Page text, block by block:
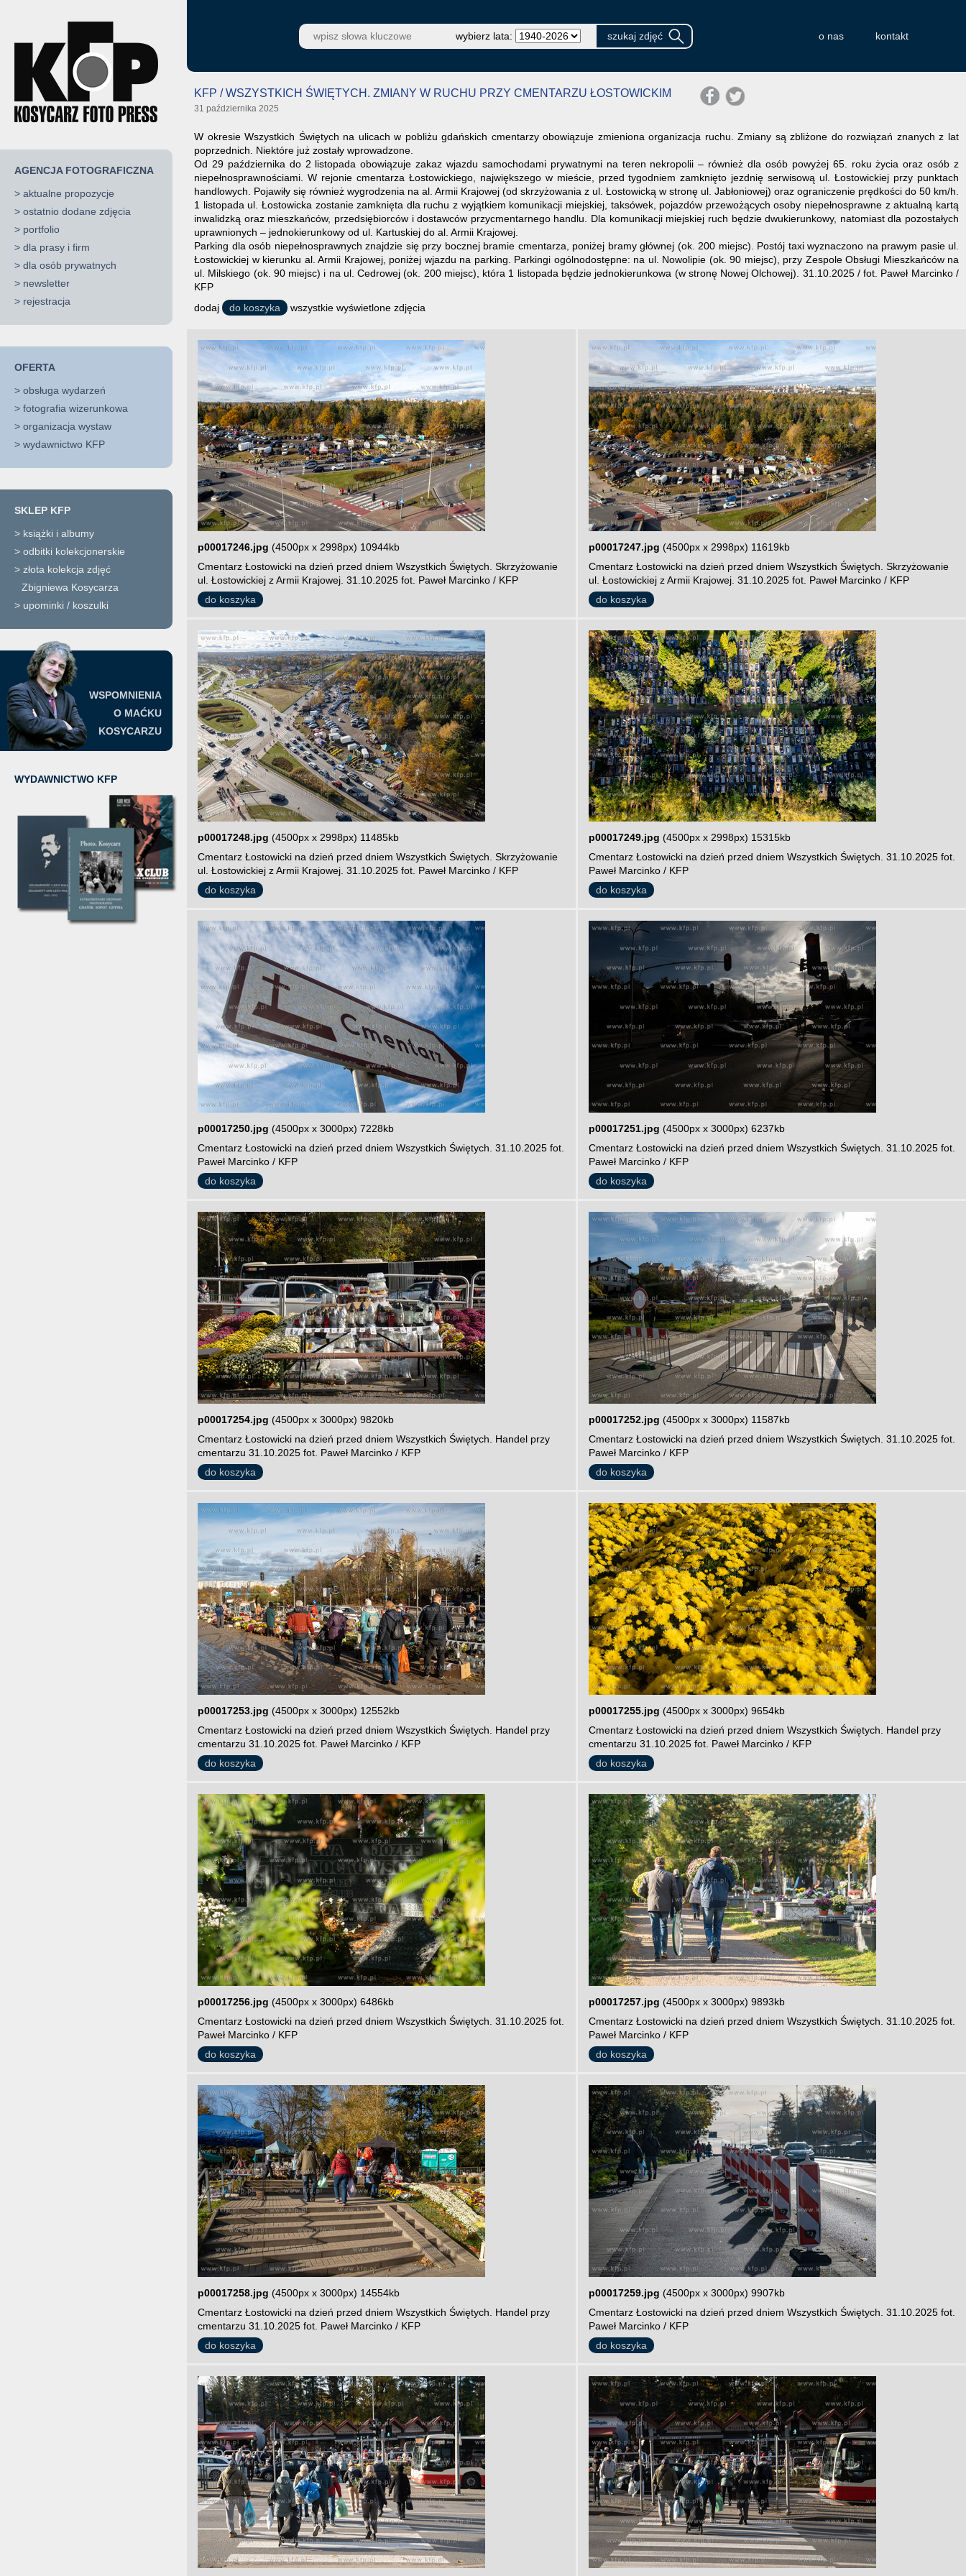
AGENCJA FOTOGRAFICZNA
> aktualne propozycje
> ostatnio dodane zdjęcia
> portfolio
> dla prasy i firm
> dla osób prywatnych
> newsletter
> rejestracja
OFERTA
> obsługa wydarzeń
> fotografia wizerunkowa
> organizacja wystaw
> wydawnictwo KFP
SKLEP KFP
> książki i albumy
> odbitki kolekcjonerskie
> złota kolekcja zdjęć
Zbigniewa Kosycarza
> upominki / koszulki
WSPOMNIENIA
O MAĆKU
KOSYCARZU
WYDAWNICTWO KFP
wybierz lata: o nas kontakt
KFP / WSZYSTKICH ŚWIĘTYCH. ZMIANY W RUCHU PRZY CMENTARZU ŁOSTOWICKIM
31 października 2025
W okresie Wszystkich Świętych na ulicach w pobliżu gdańskich cmentarzy obowiązuje zmieniona organizacja ruchu. Zmiany są zbliżone do rozwiązań znanych z lat
poprzednich. Niektóre już zostały wprowadzone.
Od 29 października do 2 listopada obowiązuje zakaz wjazdu samochodami prywatnymi na teren nekropolii – również dla osób powyżej 65. roku życia oraz osób z
niepełnosprawnościami. W rejonie cmentarza Łostowickiego, największego w mieście, przed tygodniem zamknięto jezdnię serwisową ul. Łostowickiej przy punktach
handlowych. Pojawiły się również wygrodzenia na al. Armii Krajowej (od skrzyżowania z ul. Łostowicką w stronę ul. Jabłoniowej) oraz ograniczenie prędkości do 50 km/h.
1 listopada ul. Łostowicka zostanie zamknięta dla ruchu z wyjątkiem komunikacji miejskiej, taksówek, pojazdów przewożących osoby niepełnosprawne z aktualną kartą
inwalidzką oraz mieszkańców, przedsiębiorców i dostawców przycmentarnego handlu. Dla komunikacji miejskiej ruch będzie dwukierunkowy, natomiast dla pozostałych
uprawnionych – jednokierunkowy od ul. Kartuskiej do al. Armii Krajowej.
Parking dla osób niepełnosprawnych znajdzie się przy bocznej bramie cmentarza, poniżej bramy głównej (ok. 200 miejsc). Postój taxi wyznaczono na prawym pasie ul.
Łostowickiej w kierunku al. Armii Krajowej, poniżej wjazdu na parking. Parkingi ogólnodostępne: na ul. Nowolipie (ok. 90 miejsc), przy Zespole Obsługi Mieszkańców na
ul. Milskiego (ok. 90 miejsc) i na ul. Cedrowej (ok. 200 miejsc), która 1 listopada będzie jednokierunkowa (w stronę Nowej Olchowej). 31.10.2025 / fot. Paweł Marcinko /
KFP
dodaj
do koszyka wszystkie wyświetlone zdjęcia
p00017246.jpg (4500px x 2998px) 10944kb
Cmentarz Łostowicki na dzień przed dniem Wszystkich Świętych. Skrzyżowanie
ul. Łostowickiej z Armii Krajowej. 31.10.2025 fot. Paweł Marcinko / KFP
do koszyka
p00017247.jpg (4500px x 2998px) 11619kb
Cmentarz Łostowicki na dzień przed dniem Wszystkich Świętych. Skrzyżowanie
ul. Łostowickiej z Armii Krajowej. 31.10.2025 fot. Paweł Marcinko / KFP
do koszyka
p00017248.jpg (4500px x 2998px) 11485kb
Cmentarz Łostowicki na dzień przed dniem Wszystkich Świętych. Skrzyżowanie
ul. Łostowickiej z Armii Krajowej. 31.10.2025 fot. Paweł Marcinko / KFP
do koszyka
p00017249.jpg (4500px x 2998px) 15315kb
Cmentarz Łostowicki na dzień przed dniem Wszystkich Świętych. 31.10.2025 fot.
Paweł Marcinko / KFP
do koszyka
p00017250.jpg (4500px x 3000px) 7228kb
Cmentarz Łostowicki na dzień przed dniem Wszystkich Świętych. 31.10.2025 fot.
Paweł Marcinko / KFP
do koszyka
p00017251.jpg (4500px x 3000px) 6237kb
Cmentarz Łostowicki na dzień przed dniem Wszystkich Świętych. 31.10.2025 fot.
Paweł Marcinko / KFP
do koszyka
p00017254.jpg (4500px x 3000px) 9820kb
Cmentarz Łostowicki na dzień przed dniem Wszystkich Świętych. Handel przy
cmentarzu 31.10.2025 fot. Paweł Marcinko / KFP
do koszyka
p00017252.jpg (4500px x 3000px) 11587kb
Cmentarz Łostowicki na dzień przed dniem Wszystkich Świętych. 31.10.2025 fot.
Paweł Marcinko / KFP
do koszyka
p00017253.jpg (4500px x 3000px) 12552kb
Cmentarz Łostowicki na dzień przed dniem Wszystkich Świętych. Handel przy
cmentarzu 31.10.2025 fot. Paweł Marcinko / KFP
do koszyka
p00017255.jpg (4500px x 3000px) 9654kb
Cmentarz Łostowicki na dzień przed dniem Wszystkich Świętych. Handel przy
cmentarzu 31.10.2025 fot. Paweł Marcinko / KFP
do koszyka
p00017256.jpg (4500px x 3000px) 6486kb
Cmentarz Łostowicki na dzień przed dniem Wszystkich Świętych. 31.10.2025 fot.
Paweł Marcinko / KFP
do koszyka
p00017257.jpg (4500px x 3000px) 9893kb
Cmentarz Łostowicki na dzień przed dniem Wszystkich Świętych. 31.10.2025 fot.
Paweł Marcinko / KFP
do koszyka
p00017258.jpg (4500px x 3000px) 14554kb
Cmentarz Łostowicki na dzień przed dniem Wszystkich Świętych. Handel przy
cmentarzu 31.10.2025 fot. Paweł Marcinko / KFP
do koszyka
p00017259.jpg (4500px x 3000px) 9907kb
Cmentarz Łostowicki na dzień przed dniem Wszystkich Świętych. 31.10.2025 fot.
Paweł Marcinko / KFP
do koszyka